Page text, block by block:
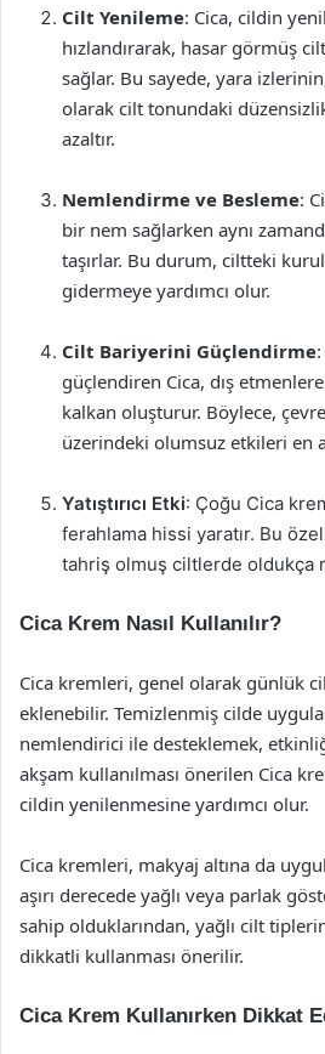
Cilt Yenileme: Cica, cildin
hızlandırarak, hasar görmüş
sağlar. Bu sayede, yara
olarak cilt tonundaki
azaltır.
Nemlendirme ve Besleme:
bir nem sağlarken aynı
taşırlar. Bu durum, ciltteki
gidermeye yardımcı olur.
Cilt Bariyerini Güçlendirme
güçlendiren Cica, dış
kalkan oluşturur. Böylece,
üzerindeki olumsuz etkileri en
Yatıştırıcı Etki: Çoğu Cica
ferahlama hissi yaratır. Bu
tahriş olmuş ciltlerde oldukça
Cica Krem Nasıl Kullanılır?
Cica kremleri, genel olarak günlük
eklenebilir. Temizlenmiş cilde
nemlendirici ile desteklemek,
akşam kullanılması önerilen Cica
cildin yenilenmesine yardımcı olur.
Cica kremleri, makyaj altına da
aşırı derecede yağlı veya parlak
sahip olduklarından, yağlı cilt
dikkatli kullanması önerilir.
Cica Krem Kullanırken Dikkat